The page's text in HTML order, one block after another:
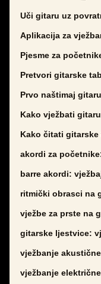
Uči gitaru uz
Aplikacija za
Pjesme za
Pretvori gitarske
Prvo naštimaj
Kako vježbati
Kako čitati
akordi za
barre akordi:
ritmički obrasci na
vježbe za prste na
gitarske ljestvice:
vježbanje
vježbanje